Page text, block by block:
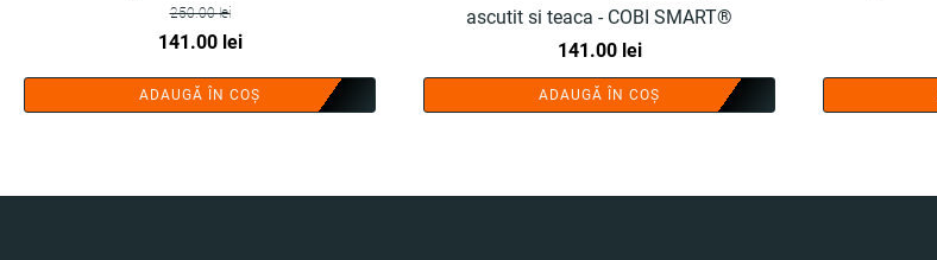
250.00lei
Prețul
inițial
a
141.00 leiPrețul
curent
este:
ADAUGĂ ÎN COȘ
ascutit si teaca - COBI SMART®
141.00 lei
ADAUGĂ ÎN COȘ